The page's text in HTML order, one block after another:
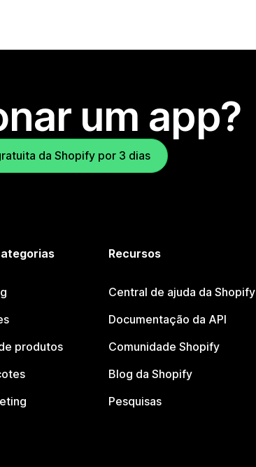
um app?
da Shopify por 3 dias
produtos
Recursos
Central de ajuda da Shopify
Documentação da API
Comunidade Shopify
Blog da Shopify
Pesquisas